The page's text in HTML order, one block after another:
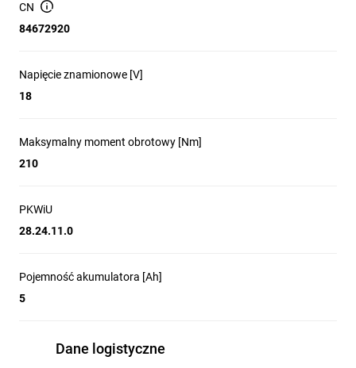
cegła
Drewno konstrukcyjne
Stal
Akumulatorowa zakrętarka udarowa R-PID18 jest
wszechstronnym urządzeniem o niezwykle
Maksymalny moment obrotowy:
1/4” HEX / 1/2” kwadrat
CN
84672920
Napięcie znamionowe [V]
18
Maksymalny moment obrotowy [Nm]
210
PKWiU
28.24.11.0
Pojemność akumulatora [Ah]
5
Dane logistyczne